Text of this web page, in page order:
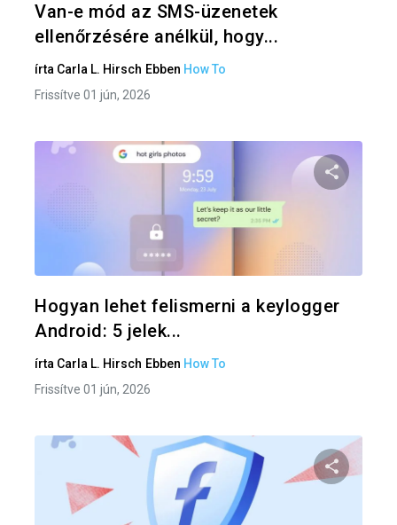
Van-e mód az SMS-üzenetek
ellenőrzésére anélkül, hogy...
írta Carla L. Hirsch Ebben How To
Frissítve 01 jún, 2026
Hogyan lehet felismerni a keylogger
Android: 5 jelek...
írta Carla L. Hirsch Ebben How To
Frissítve 01 jún, 2026